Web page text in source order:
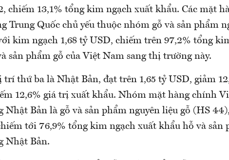
chiếm 13,1% tổng kim ngạch xuất khẩu. Các mặt
Trung Quốc chủ yếu thuộc nhóm gỗ và sản phẩm
kim ngạch 1,68 tỷ USD, chiếm trên 97,2% tổng
sản phẩm gỗ của Việt Nam sang thị trường này.
thứ ba là Nhật Bản, đạt trên 1,65 tỷ USD, giảm
12,6% giá trị xuất khẩu. Nhóm mặt hàng chính
Nhật Bản là gỗ và sản phẩm nguyên liệu gỗ (HS
tới 76,9% tổng kim ngạch xuất khẩu hỗ và sản
Nhật Bản.